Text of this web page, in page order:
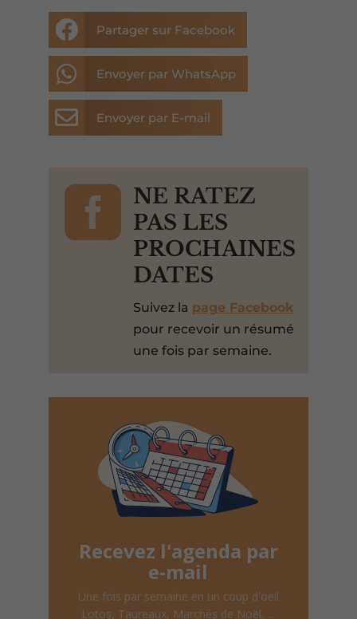
 Partager sur Facebook
 Envoyer par WhatsApp
 Envoyer par E-mail

NE RATEZ
PAS LES
PROCHAINES
DATES
Suivez la page Facebook
pour recevoir un résumé
une fois par semaine.
Recevez l'agenda par
e-mail
Une fois par semaine en un coup d'oeil
Lotos, Taureaux, Marchés de Noël, ...